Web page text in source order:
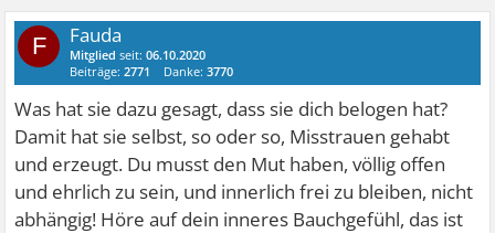
F Fauda
Mitglied seit:06.10.2020
Beiträge:2771 Danke:3770
Was hat sie dazu gesagt, dass sie dich belogen hat?
Damit hat sie selbst, so oder so, Misstrauen gehabt
und erzeugt. Du musst den Mut haben, völlig offen
und ehrlich zu sein, und innerlich frei zu bleiben, nicht
abhängig! Höre auf dein inneres Bauchgefühl, das ist